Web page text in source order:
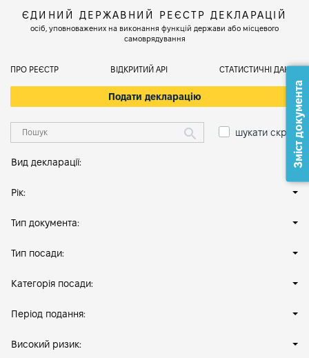
ЄДИНИЙ ДЕРЖАВНИЙ РЕЄСТР ДЕКЛАРАЦІЙ
осіб, уповноважених на виконання функцій держави або місцевого
самоврядування
ПРО РЕЄСТР ВІДКРИТИЙ АРІ СТАТИСТИЧНІ ДАНІ
Подати декларацію
шукати скрізь
Вид декларації:
Рік:
Тип документа:
Тип посади:
Категорія посади:
Період подання:
Високий ризик:
Зміст документа